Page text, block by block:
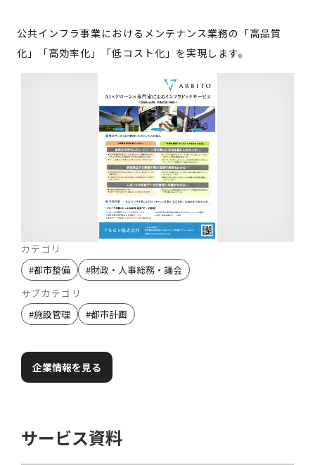
公共インフラ事業におけるメンテナンス業務の「高品質
化」「高効率化」「低コスト化」を実現します。
カテゴリ
#都市整備 #財政・人事総務・議会
サブカテゴリ
#施設管理 #都市計画
企業情報を見る
サービス資料